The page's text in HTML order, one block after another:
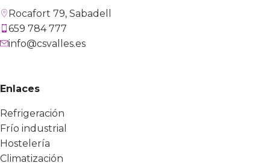
Rocafort 79, Sabadell
659 784 777
info@csvalles.es
Enlaces
Refrigeración
Frío industrial
Hostelería
Climatización